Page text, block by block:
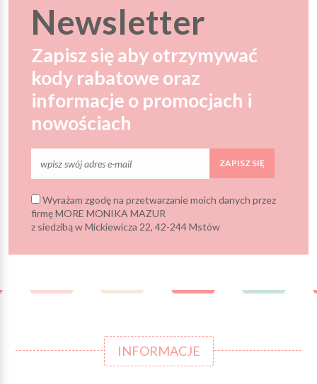
Newsletter
Zapisz się aby otrzymywać
kody rabatowe oraz
informacje o promocjach i
nowościach
ZAPISZ SIĘ
Wyrażam zgodę na przetwarzanie moich danych przez
firmę MORE MONIKA MAZUR
z siedzibą w Mickiewicza 22, 42-244 Mstów
INFORMACJE